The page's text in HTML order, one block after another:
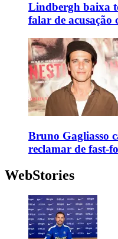
Lindbergh baixa
falar de acusação
Bruno Gagliasso
reclamar de fast-
WebStories